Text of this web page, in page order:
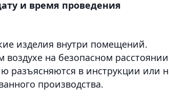
и время проведения
изделия внутри помещений.
на безопасном расстоянии
разъясняются в инструкции или
производства.